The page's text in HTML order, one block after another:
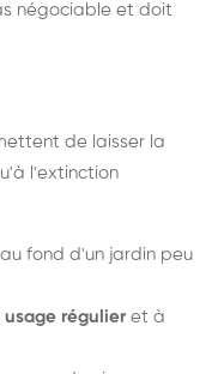
négociable et doit
de laisser la
l'extinction
au fond d'un jardin peu
usage régulier et à